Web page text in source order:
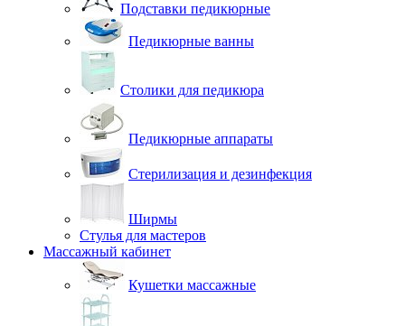
Подставки педикюрные
Педикюрные ванны
Столики для педикюра
Педикюрные аппараты
Стерилизация и дезинфекция
Ширмы
Стулья для мастеров
Массажный кабинет
Кушетки массажные